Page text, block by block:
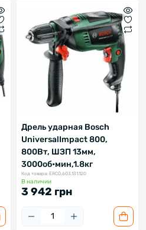
Дрель ударная Bosch
UniversalImpact 800,
800Вт, ШЗП 13мм,
3000об•мин,1.8кг
Код товара: ERC0.603.131.120
В наличии
3 942 грн